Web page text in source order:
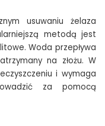
usuwaniu żelaza
metodą jest
Woda przepływa
na złożu. W
i wymaga
za pomocą